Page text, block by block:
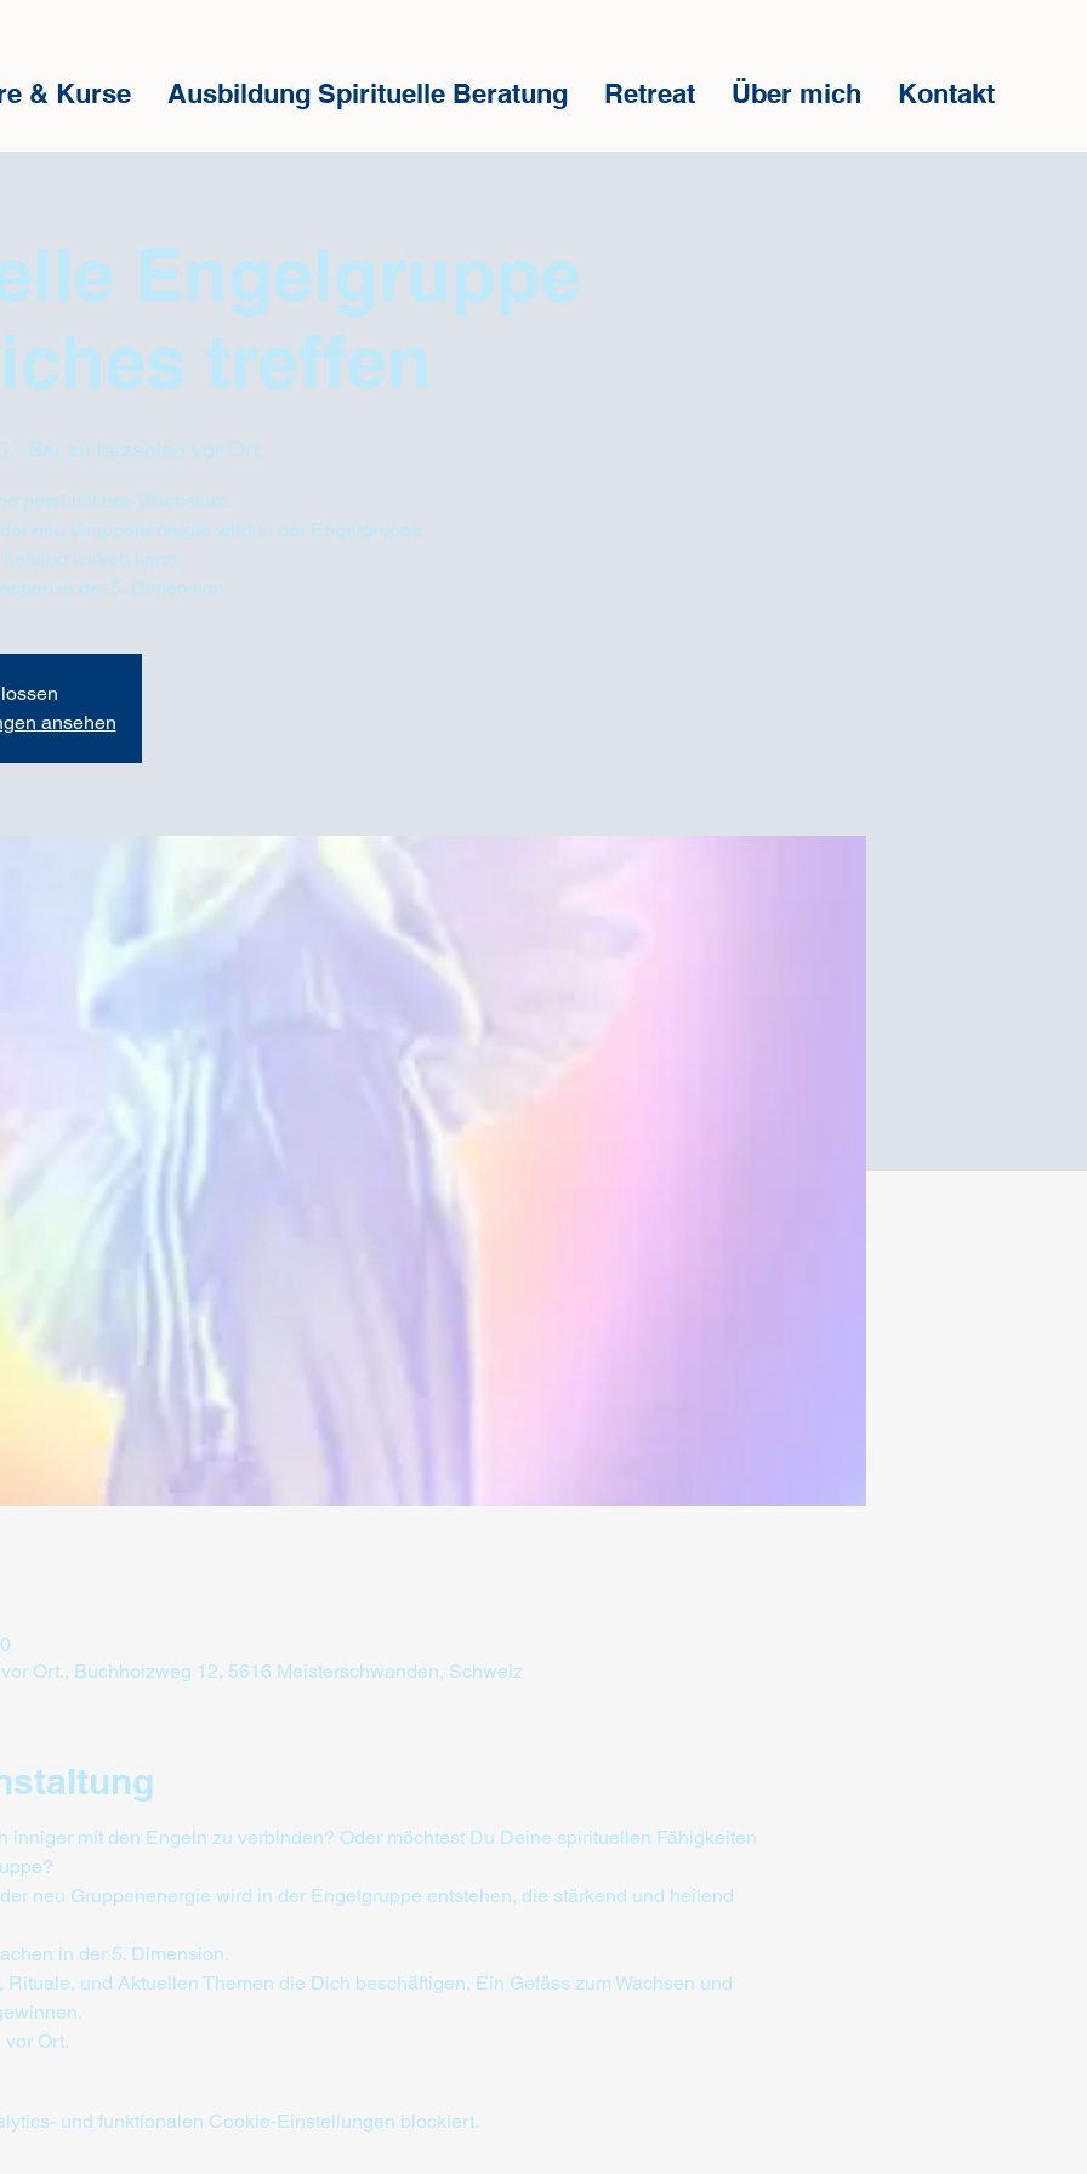
& Kurse Ausbildung Spirituelle Beratung Retreat Über mich Kontakt
Engelgruppe
treffen
Bar zu bezahlen vor Ort.
persönliches Wachstum.
neu Gruppenenergie wird in der Engelgruppe
wirken kann.
in der 5. Dimension
ansehen
Ort., Buchholzweg 12, 5616 Meisterschwanden, Schweiz
inniger mit den Engeln zu verbinden? Oder möchtest Du Deine spirituellen Fähigkeiten
neu Gruppenenergie wird in der Engelgruppe entstehen, die stärkend und heilend
in der 5. Dimension.
und Aktuellen Themen die Dich beschäftigen, Ein Gefäss zum Wachsen und
vor Ort.
und funktionalen Cookie-Einstellungen blockiert.